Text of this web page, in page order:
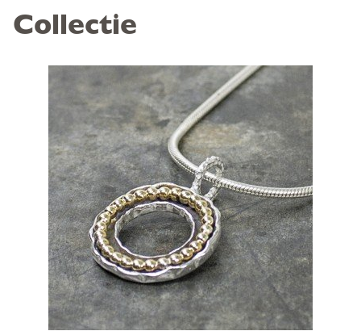
Collectie